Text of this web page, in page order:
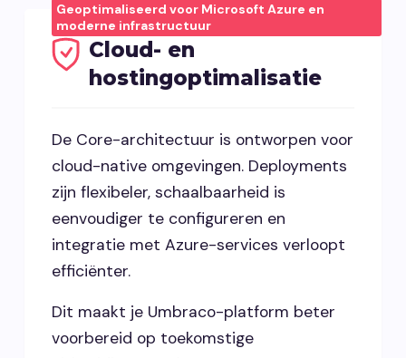
Cloud- en
hostingoptimalisatie
Geoptimaliseerd voor Microsoft Azure en
moderne infrastructuur
De Core-architectuur is ontworpen voor
cloud-native omgevingen. Deployments
zijn flexibeler, schaalbaarheid is
eenvoudiger te configureren en
integratie met Azure-services verloopt
efficiënter.
Dit maakt je Umbraco-platform beter
voorbereid op toekomstige